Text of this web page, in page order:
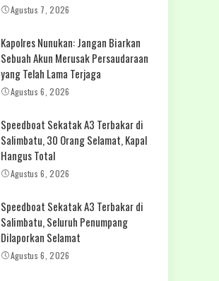
Agustus 7, 2026
Kapolres Nunukan: Jangan Biarkan
Sebuah Akun Merusak Persaudaraan
yang Telah Lama Terjaga
Agustus 6, 2026
Speedboat Sekatak A3 Terbakar di
Salimbatu, 30 Orang Selamat, Kapal
Hangus Total
Agustus 6, 2026
Speedboat Sekatak A3 Terbakar di
Salimbatu, Seluruh Penumpang
Dilaporkan Selamat
Agustus 6, 2026